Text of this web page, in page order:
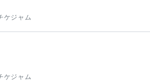
ケジャム
ケジャム